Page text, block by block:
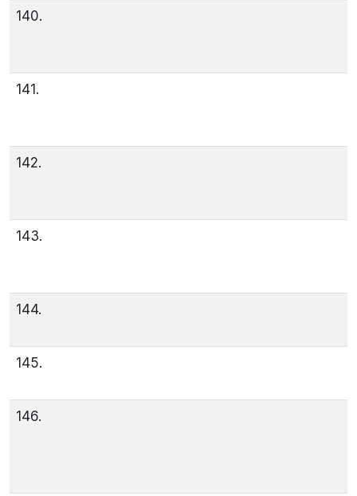
140.
141.
142.
143.
144.
145.
146.